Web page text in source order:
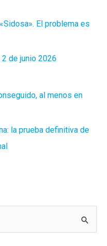
El problema es
2 de junio 2026
al menos en
la prueba definitiva de